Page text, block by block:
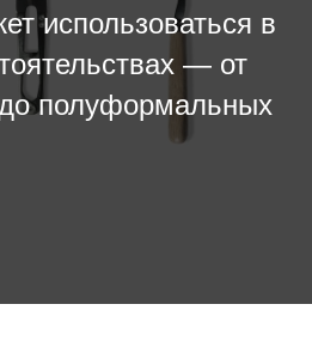
использоваться в
— от
полуформальных